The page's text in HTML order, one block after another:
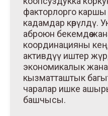
факторлорго каршы
кадамдар көрүлдү.
аброюн бекемдөө
координацияны
активдүү иштер
экономикалык
кызматташтык
чаралар ишке
башчысы.